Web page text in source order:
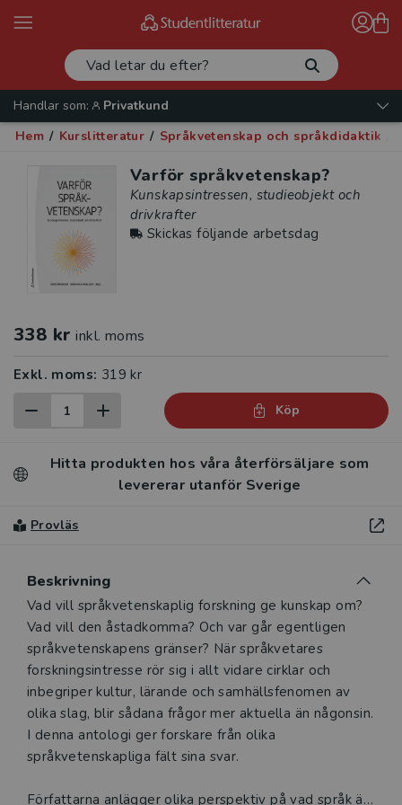
Handlar som:
Privatkund
Hem / Kurslitteratur / Språkvetenskap och språkdidaktik
Varför språkvetenskap?
Kunskapsintressen, studieobjekt och
drivkrafter
Skickas följande arbetsdag
338 kr inkl. moms
Exkl. moms: 319 kr
Köp
Hitta produkten hos våra återförsäljare som
levererar utanför Sverige
Provläs
Beskrivning
Beskrivning
Vad vill språkvetenskaplig forskning ge kunskap om?
Vad vill den åstadkomma? Och var går egentligen
språkvetenskapens gränser? När språkvetares
forskningsintresse rör sig i allt vidare cirklar och
inbegriper kultur, lärande och samhällsfenomen av
olika slag, blir sådana frågor mer aktuella än någonsin.
I denna antologi ger forskare från olika
språkvetenskapliga fält sina svar.
Författarna anlägger olika perspektiv på vad språk är,